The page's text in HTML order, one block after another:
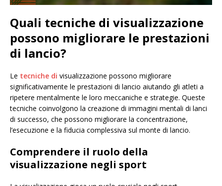
Quali tecniche di visualizzazione
possono migliorare le prestazioni
di lancio?
Le tecniche di visualizzazione possono migliorare
significativamente le prestazioni di lancio aiutando gli atleti a
ripetere mentalmente le loro meccaniche e strategie. Queste
tecniche coinvolgono la creazione di immagini mentali di lanci
di successo, che possono migliorare la concentrazione,
l’esecuzione e la fiducia complessiva sul monte di lancio.
Comprendere il ruolo della
visualizzazione negli sport